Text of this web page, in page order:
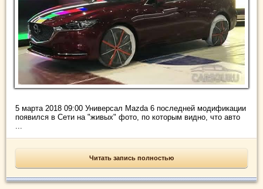
5 марта 2018 09:00 Универсал Mazda 6 последней модификации
появился в Сети на "живых" фото, по которым видно, что авто
Читать запись полностью